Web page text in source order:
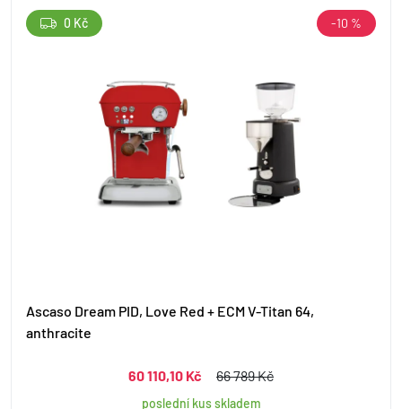
Ascaso Dream PID, Love Red + ECM V-Titan 64,
anthracite
60 110,10 Kč 66 789 Kč
poslední kus skladem
0 Kč -10 %